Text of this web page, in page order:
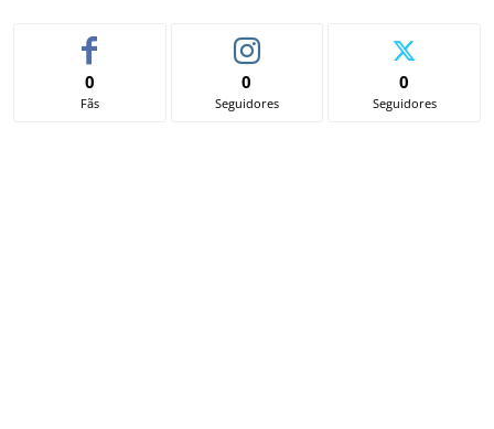
0
Fãs
0
Seguidores
0
Seguidores